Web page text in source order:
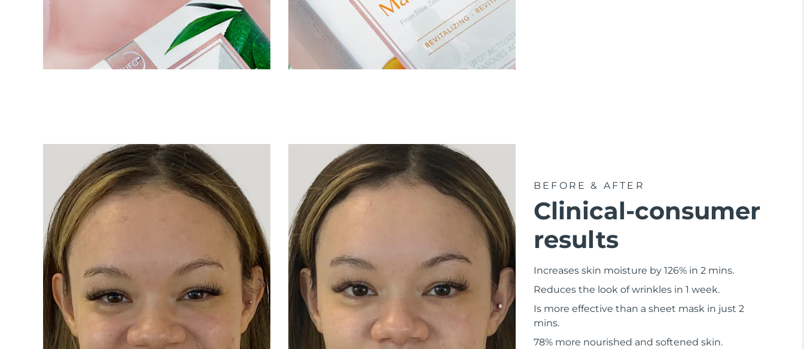
BEFORE & AFTER
Clinical-consumer
results
Increases skin moisture by 126% in 2 mins.
Reduces the look of wrinkles in 1 week.
Is more effective than a sheet mask in just 2
mins.
78% more nourished and softened skin.